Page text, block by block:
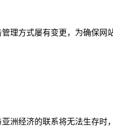
理方式屡有变更，为确保
洲经济的联系将无法生存时